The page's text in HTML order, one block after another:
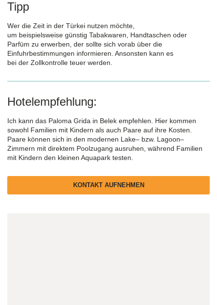
Tipp
Wer die Zeit in der Türkei nutzen möchte,
um beispielsweise günstig Tabakwaren,
Handtaschen oder
Parfüm zu erwerben, der sollte sich vorab über die
Einfuhrbestimmungen informieren. Ansonsten kann es
bei der Zollkontrolle teuer werden.
Hotelempfehlung:
Ich kann das Paloma Grida in Belek empfehlen. Hier kommen
sowohl Familien mit Kindern als auch Paare auf ihre Kosten.
Paare können sich in den modernen Lake– bzw. Lagoon–
Zimmern mit direktem Poolzugang ausruhen, während Familien
mit Kindern den kleinen Aquapark testen.
KONTAKT AUFNEHMEN